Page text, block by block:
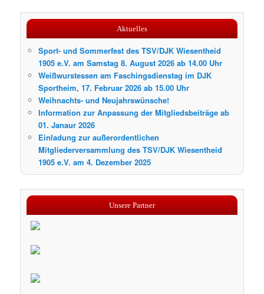
Aktuelles
Sport- und Sommerfest des TSV/DJK Wiesentheid
1905 e.V. am Samstag 8. August 2026 ab 14.00 Uhr
Weißwurstessen am Faschingsdienstag im DJK
Sportheim, 17. Februar 2026 ab 15.00 Uhr
Weihnachts- und Neujahrswünsche!
Information zur Anpassung der Mitgliedsbeiträge ab
01. Janaur 2026
Einladung zur außerordentlichen
Mitgliederversammlung des TSV/DJK Wiesentheid
1905 e.V. am 4. Dezember 2025
Unsere Partner